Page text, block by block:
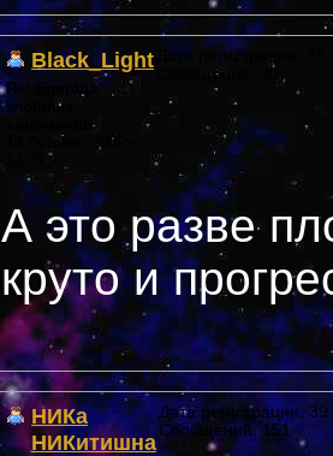
Black_Light
Re: Бригада
злобных
13 October, 2005 в
Дата регистрации:
Сообщений: 30
А это разве
круто и
НИКа
НИКитишна
Дата регистрации:
Сообщений: 151